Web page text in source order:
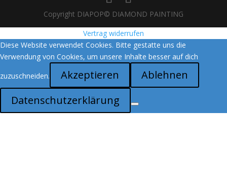
Copyright DIAPOP© DIAMOND PAINTING
Vertrag widerrufen
Diese Website verwendet Cookies. Bitte gestatte uns die
Verwendung von Cookies, um unsere Inhalte besser auf dich
zuzuschneiden.
Akzeptieren
Ablehnen
Datenschutzerklärung